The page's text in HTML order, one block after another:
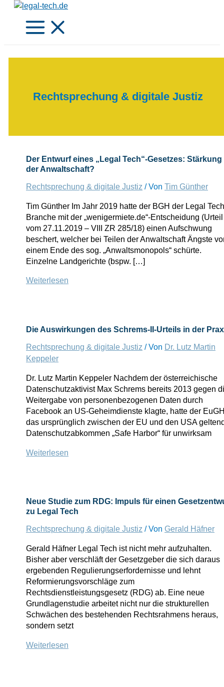
Zum
springen
Rechtsprechung & digitale Justiz
Der Entwurf eines „Legal Tech“-Gesetzes: Stärkung
der Anwaltschaft?
Rechtsprechung & digitale Justiz / Von Tim Günther
Tim Günther Im Jahr 2019 hatte der BGH der Legal
Branche mit der „wenigermiete.de“-Entscheidung (Urteil
vom 27.11.2019 – VIII ZR 285/18) einen Aufschwung
beschert, welcher bei Teilen der Anwaltschaft Ängste
einem Ende des sog. „Anwaltsmonopols“ schürte.
Einzelne Landgerichte (bspw. […]
Der
Gesetzes:
Stärkung
der
Weiterlesen
Die Auswirkungen des Schrems-II-Urteils in der
Rechtsprechung & digitale Justiz / Von Dr. Lutz Martin
Keppeler
Dr. Lutz Martin Keppeler Nachdem der österreichische
Datenschutzaktivist Max Schrems bereits 2013 gegen
Weitergabe von personenbezogenen Daten durch
Facebook an US-Geheimdienste klagte, hatte der
das ursprünglich zwischen der EU und den USA
Datenschutzabkommen „Safe Harbor“ für unwirksam
Die
Urteils
der
Weiterlesen
Neue Studie zum RDG: Impuls für einen
zu Legal Tech
Rechtsprechung & digitale Justiz / Von Gerald Häfner
Gerald Häfner Legal Tech ist nicht mehr aufzuhalten.
Bisher aber verschläft der Gesetzgeber die sich daraus
ergebenden Regulierungserfordernisse und lehnt
Reformierungsvorschläge zum
Rechtsdienstleistungsgesetz (RDG) ab. Eine neue
Grundlagenstudie arbeitet nicht nur die strukturellen
Schwächen des bestehenden Rechtsrahmens heraus,
sondern setzt
Neue
Weiterlesen